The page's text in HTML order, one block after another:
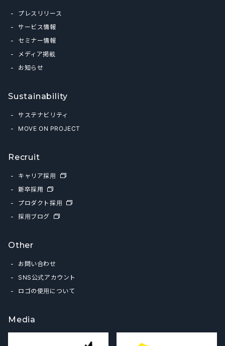
プレスリリース
サービス情報
セミナー情報
メディア掲載
お知らせ
Sustainability
サステナビリティ
MOVE ON PROJECT
Recruit
キャリア採用
新卒採用
プロダクト採用
採用ブログ
Other
お問い合わせ
SNS公式アカウント
ロゴの使用について
Media